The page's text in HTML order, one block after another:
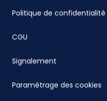
Politique de confidentialité
CGU
Signalement
Paramétrage des cookies